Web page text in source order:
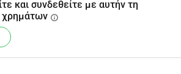
και συνδεθείτε με αυτήν τη
info